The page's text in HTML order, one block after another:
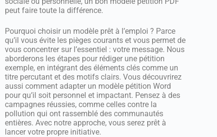
peut faire toute la différence.
Pourquoi choisir un modèle prêt à l’emploi ? Parce
qu’il vous évite les pièges courants et vous permet de
vous concentrer sur l’essentiel : votre message. Nous
aborderons les étapes pour rédiger une pétition
exemple, en intégrant des éléments clés comme un
titre percutant et des motifs clairs. Vous découvrirez
aussi comment adapter un modèle pétition Word
pour qu’il soit personnel et impactant. Pensez à des
campagnes réussies, comme celles contre la
pollution qui ont rassemblé des communautés
entières. Avec notre approche, vous serez prêt à
lancer votre propre initiative.